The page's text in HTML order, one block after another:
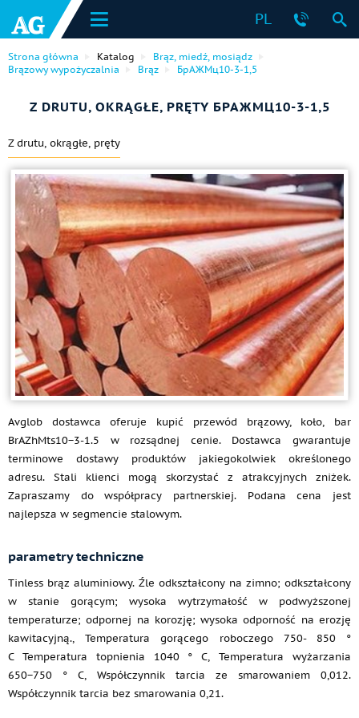
PL
Strona główna Katalog
Brąz, miedź, mosiądz
Brązowy wypożyczalnia
Brąz БрАЖМц10-3-1,5
Z DRUTU, OKRĄGŁE, PRĘTY БРАЖМЦ10-3-1,5
Z drutu, okrągłe, pręty
Avglob dostawca oferuje kupić przewód brązowy, koło, bar
BrAZhMts10−3-1.5 w rozsądnej cenie. Dostawca gwarantuje
terminowe dostawy produktów jakiegokolwiek określonego
adresu. Stali klienci mogą skorzystać z atrakcyjnych zniżek.
Zapraszamy do współpracy partnerskiej. Podana cena jest
najlepsza w segmencie stalowym.
parametry techniczne
Tinless brąz aluminiowy. Źle odkształcony na zimno; odkształcony
w stanie gorącym; wysoka wytrzymałość w podwyższonej
temperaturze; odpornej na korozję; wysoka odporność na erozję
kawitacyjną., Temperatura gorącego roboczego 750- 850 °
C Temperatura topnienia 1040 ° C, Temperatura wyżarzania
650−750 ° C, Współczynnik tarcia ze smarowaniem 0,012.
Współczynnik tarcia bez smarowania 0,21.